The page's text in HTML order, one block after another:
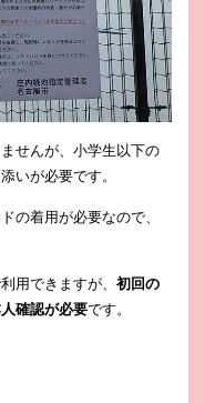
せんが、小学生以下の
いが必要です。
の着用が必要なので、
用できますが、 初回の
確認が必要です。